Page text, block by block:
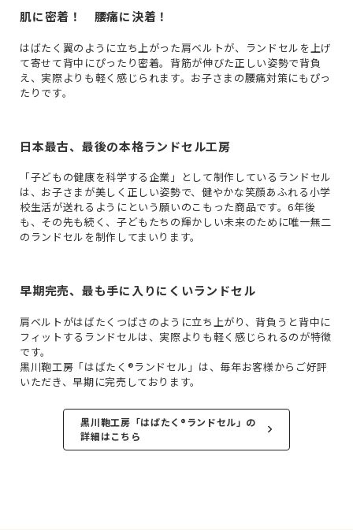
肌に密着！ 腰痛に決着！
はばたく翼のように立ち上がった肩ベルトが、ランドセルを上げ
て寄せて背中にぴったり密着。背筋が伸びた正しい姿勢で背負
え、実際よりも軽く感じられます。お子さまの腰痛対策にもぴっ
たりです。
日本最古、最後の本格ランドセル工房
「子どもの健康を科学する企業」として制作しているランドセル
は、お子さまが美しく正しい姿勢で、健やかな笑顔あふれる小学
校生活が送れるようにという願いのこもった商品です。6年後
も、その先も続く、子どもたちの輝かしい未来のために唯一無二
のランドセルを制作してまいります。
早期完売、最も手に入りにくいランドセル
肩ベルトがはばたくつばさのように立ち上がり、背負うと背中に
フィットするランドセルは、実際よりも軽く感じられるのが特徴
です。
黒川鞄工房「はばたく®ランドセル」は、毎年お客様からご好評
いただき、早期に完売しております。
黒川鞄工房「はばたく®ランドセル」の
詳細はこちら